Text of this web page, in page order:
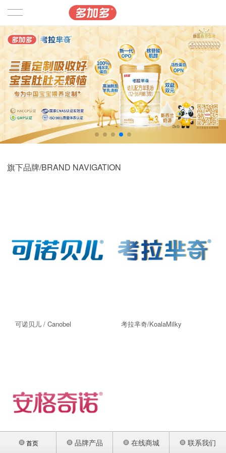
旗下品牌/BRAND NAVIGATION
可诺贝儿 / Canobel 考拉芈奇/KoalaMilky
首页
品牌产品
可诺贝儿
考拉芈奇
安格奇诺
贝思高
孕产妇奶粉
关于我们
首页 品牌产品 在线商城 联系我们